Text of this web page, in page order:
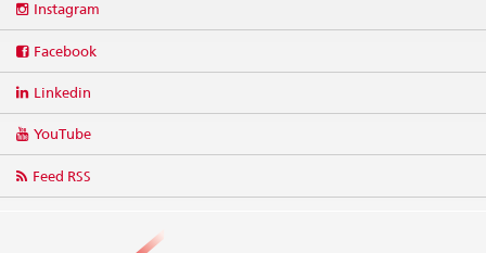
media
Instagram
Facebook
Linkedin
YouTube
Feed RSS